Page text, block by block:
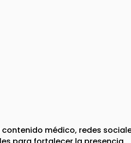
contenido médico, redes